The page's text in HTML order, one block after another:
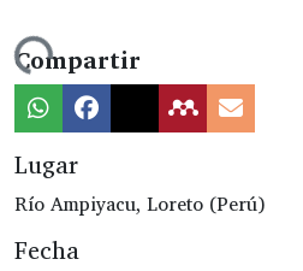
Compartir
Lugar
Río Ampiyacu, Loreto (Perú)
Fecha